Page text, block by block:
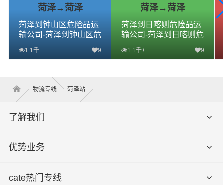
菏泽→菏泽
菏泽到钟山区危险品运
输公司-菏泽到钟山区危
山区危险品专线
1.1千+ 9
菏泽→菏泽
菏泽到日喀则危险品运
输公司-菏泽到日喀则危
喀则危险品专线
1.1千+ 9
物流专线 菏泽站
了解我们
优势业务
cate热门专线